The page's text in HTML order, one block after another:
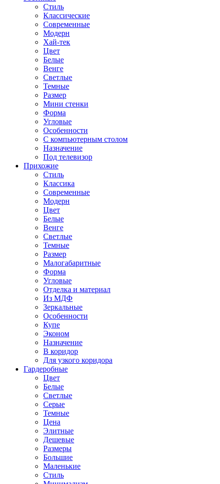
Стиль
Классические
Современные
Модерн
Хай-тек
Цвет
Белые
Венге
Светлые
Темные
Размер
Мини стенки
Форма
Угловые
Особенности
С компьютерным столом
Назначение
Под телевизор
Прихожие
Стиль
Классика
Современные
Модерн
Цвет
Белые
Венге
Светлые
Темные
Размер
Малогабаритные
Форма
Угловые
Отделка и материал
Из МДФ
Зеркальные
Особенности
Купе
Эконом
Назначение
В коридор
Для узкого коридора
Гардеробные
Цвет
Белые
Светлые
Серые
Темные
Цена
Элитные
Дешевые
Размеры
Большие
Маленькие
Стиль